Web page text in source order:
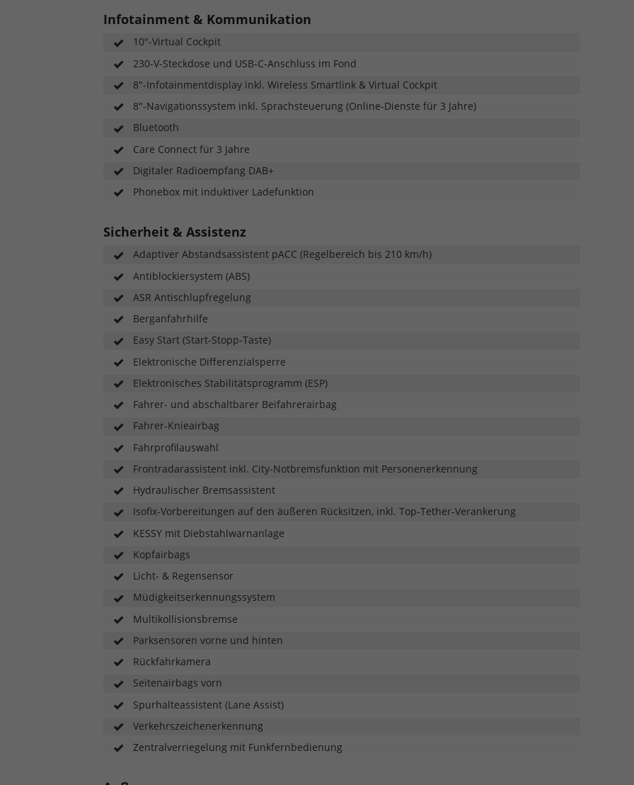
Infotainment & Kommunikation
10"-Virtual Cockpit
230-V-Steckdose und USB-C-Anschluss im Fond
8"-Infotainmentdisplay inkl. Wireless Smartlink & Virtual Cockpit
8"-Navigationssystem inkl. Sprachsteuerung (Online-Dienste für 3 Jahre)
Bluetooth
Care Connect für 3 Jahre
Digitaler Radioempfang DAB+
Phonebox mit induktiver Ladefunktion
Sicherheit & Assistenz
Adaptiver Abstandsassistent pACC (Regelbereich bis 210 km/h)
Antiblockiersystem (ABS)
ASR Antischlupfregelung
Berganfahrhilfe
Easy Start (Start-Stopp-Taste)
Elektronische Differenzialsperre
Elektronisches Stabilitätsprogramm (ESP)
Fahrer- und abschaltbarer Beifahrerairbag
Fahrer-Knieairbag
Fahrprofilauswahl
Frontradarassistent inkl. City-Notbremsfunktion mit Personenerkennung
Hydraulischer Bremsassistent
Isofix-Vorbereitungen auf den äußeren Rücksitzen, inkl. Top-Tether-Verankerung
KESSY mit Diebstahlwarnanlage
Kopfairbags
Licht- & Regensensor
Müdigkeitserkennungssystem
Multikollisionsbremse
Parksensoren vorne und hinten
Rückfahrkamera
Seitenairbags vorn
Spurhalteassistent (Lane Assist)
Verkehrszeichenerkennung
Zentralverriegelung mit Funkfernbedienung